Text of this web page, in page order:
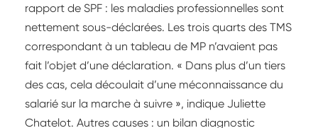
rapport de SPF : les maladies professionnelles sont
nettement sous-déclarées. Les trois quarts des TMS
correspondant à un tableau de MP n’avaient pas
fait l’objet d’une déclaration. « Dans plus d’un tiers
des cas, cela découlait d’une méconnaissance du
salarié sur la marche à suivre », indique Juliette
Chatelot. Autres causes : un bilan diagnostic